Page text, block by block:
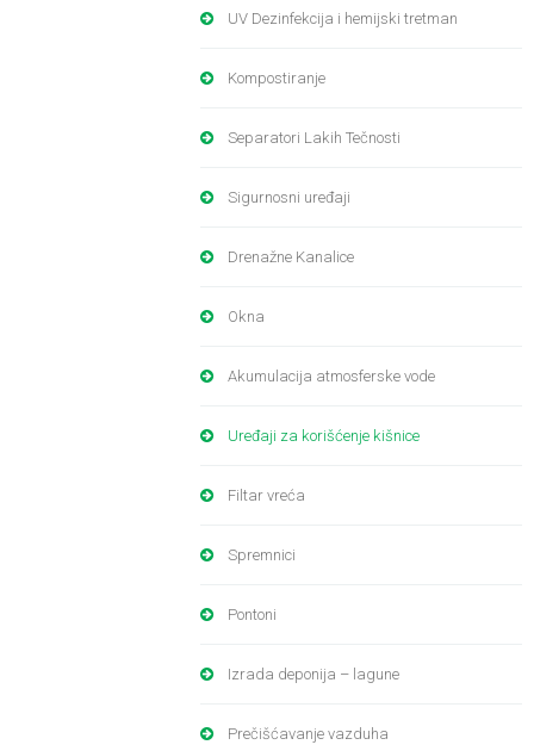
UV Dezinfekcija i hemijski tretman
Kompostiranje
Separatori Lakih Tečnosti
Sigurnosni uređaji
Drenažne Kanalice
Okna
Akumulacija atmosferske vode
Uređaji za korišćenje kišnice
Filtar vreća
Spremnici
Pontoni
Izrada deponija – lagune
Prečišćavanje vazduha